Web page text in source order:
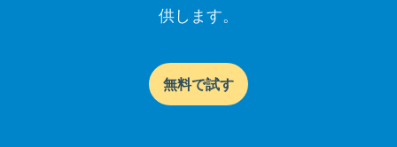
供します。
無料で試す